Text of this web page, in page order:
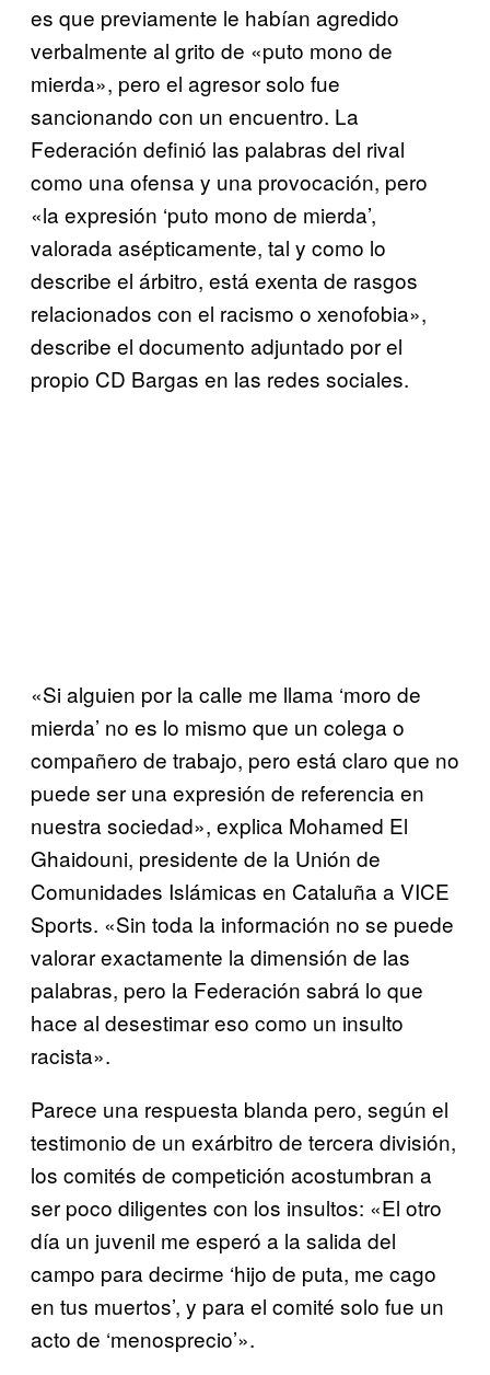
es que previamente le habían agredido
verbalmente al grito de «puto mono de
mierda», pero el agresor solo fue
sancionando con un encuentro. La
Federación definió las palabras del rival
como una ofensa y una provocación, pero
«la expresión ‘puto mono de mierda’,
valorada asépticamente, tal y como lo
describe el árbitro, está exenta de rasgos
relacionados con el racismo o xenofobia»,
describe el documento adjuntado por el
propio CD Bargas en las redes sociales.
«Si alguien por la calle me llama ‘moro de
mierda’ no es lo mismo que un colega o
compañero de trabajo, pero está claro que no
puede ser una expresión de referencia en
nuestra sociedad», explica Mohamed El
Ghaidouni, presidente de la Unión de
Comunidades Islámicas en Cataluña a VICE
Sports. «Sin toda la información no se puede
valorar exactamente la dimensión de las
palabras, pero la Federación sabrá lo que
hace al desestimar eso como un insulto
racista».
Parece una respuesta blanda pero, según el
testimonio de un exárbitro de tercera división,
los comités de competición acostumbran a
ser poco diligentes con los insultos: «El otro
día un juvenil me esperó a la salida del
campo para decirme ‘hijo de puta, me cago
en tus muertos’, y para el comité solo fue un
acto de ‘menosprecio’».